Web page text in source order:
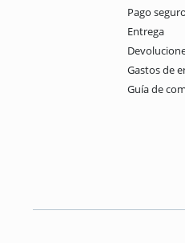
Pago seguro
Entrega
Gastos de
Guía de